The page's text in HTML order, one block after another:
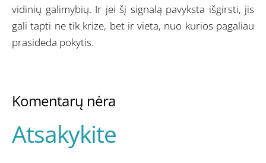
vidinių galimybių. Ir jei šį signalą pavyksta išgirsti, jis
gali tapti ne tik krize, bet ir vieta, nuo kurios pagaliau
prasideda pokytis.
Komentarų nėra
Atsakykite